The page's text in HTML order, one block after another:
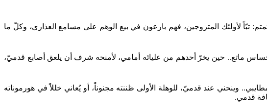
تبّاً لأولئك المتزوجين، فهم بارعون في بيع الوهم على مسامع العذارى، وكلّ ما
ماتع.. حين يخرّ أحدهم من عليائه أمامي، لأمنحه شرف أن يلعق أصابع قدميّ،
وينحني عند قدميّ، للوهلة الأولى ظننته مجنوناً، أو يُعاني خللاً في هورموناته
قدمي.